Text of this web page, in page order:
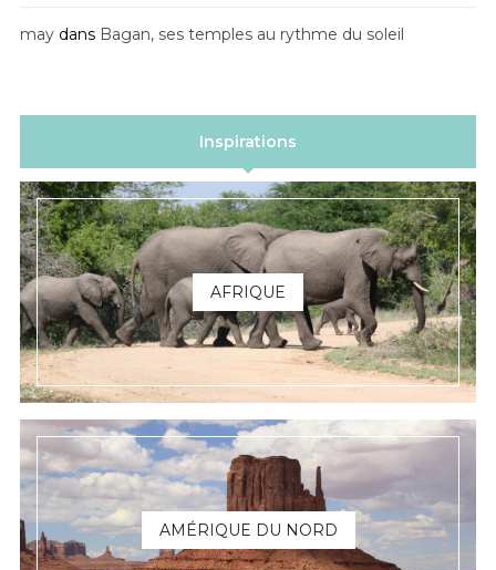
may dans Bagan, ses temples au rythme du soleil
Inspirations
AFRIQUE
AMÉRIQUE DU NORD